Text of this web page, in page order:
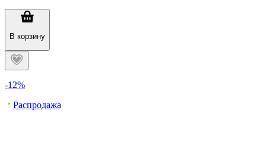
В корзину
-12%
Распродажа